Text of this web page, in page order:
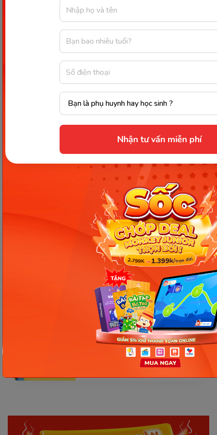
Nhận tư vấn miễn phí
Các Bài Viết Mới Nhất
[Thảo luận] Cơn thịnh nộ (ăn
vạ) của trẻ | Kỷ luật tích cực #17
Ngày 18: Vì sao bé nhanh quên
từ tiếng Anh? Cách giúp con
nhớ lâu mà không cần học
nhiều
Ngày 17: Bé nhận diện từ nhanh
qua hình ảnh – Chìa khóa giúp
con hiểu ngay không cần dịch
Ngày 16: Tăng tốc độ phản xạ và
ghi nhớ tiếng Anh – Giúp bé
hiểu và nói nhanh hơn
Ngày 15: Bé bắt đầu nói tiếng
Anh tự nhiên – Ba mẹ cần làm
gì để con nói nhiều hơn?